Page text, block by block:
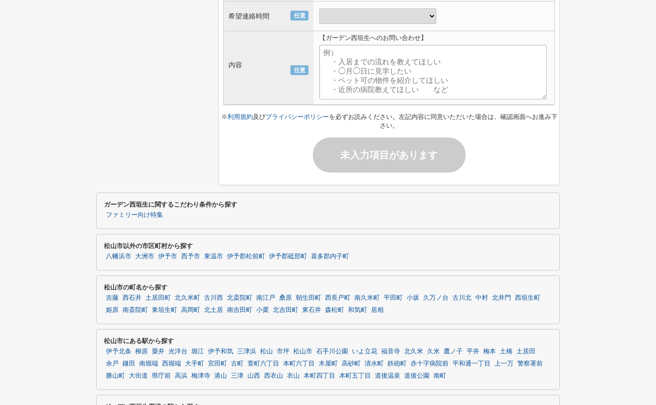
任意
希望連絡時間
任意
内容
【ガーデン西垣生へのお問い合わせ】
※利用規約及びプライバシーポリシーを必ずお読みください。左記内容に同意いただいた場合は、確認画面へお進み下
さい。
未入力項目があります
ガーデン西垣生に関するこだわり条件から探す
ファミリー向け特集
松山市以外の市区町村から探す
八幡浜市 大洲市 伊予市 西予市 東温市 伊予郡松前町 伊予郡砥部町 喜多郡内子町
松山市の町名から探す
吉藤 西石井 土居田町 北久米町 古川西 北斎院町 南江戸 桑原 朝生田町 西長戸町 南久米町 平田町 小坂 久万ノ台 古川北 中村 北井門
西垣生町
姫原
南斎院町 東垣生町 高岡町 北土居 南吉田町 小栗 北吉田町 東石井 森松町 和気町 居相
松山市にある駅から探す
伊予北条 柳原 粟井 光洋台 堀江 伊予和気 三津浜 松山 市坪 松山市 石手川公園 いよ立花 福音寺 北久米 久米 鷹ノ子 平井 梅本 土橋 土居田
余戸
鎌田 南堀端 西堀端 大手町 宮田町 古町 萱町六丁目 本町六丁目 木屋町 高砂町 清水町 鉄砲町 赤十字病院前 平和通一丁目 上一万
警察署前
勝山町
大街道 県庁前 高浜 梅津寺 港山 三津 山西 西衣山 衣山 本町四丁目 本町五丁目 道後温泉 道後公園 南町